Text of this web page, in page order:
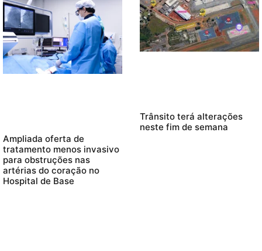
Ampliada oferta de
tratamento menos invasivo
para obstruções nas
artérias do coração no
Hospital de Base
Trânsito terá alterações
neste fim de semana